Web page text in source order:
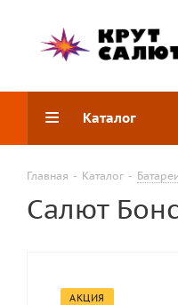
Каталог
Главная - Каталог -
Салют
АКЦИЯ